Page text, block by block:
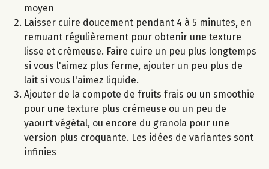
moyen
Laisser cuire doucement pendant 4 à 5 minutes, en
remuant régulièrement pour obtenir une texture
lisse et crémeuse. Faire cuire un peu plus longtemps
si vous l'aimez plus ferme, ajouter un peu plus de
lait si vous l'aimez liquide.
Ajouter de la compote de fruits frais ou un smoothie
pour une texture plus crémeuse ou un peu de
yaourt végétal, ou encore du granola pour une
version plus croquante. Les idées de variantes sont
infinies